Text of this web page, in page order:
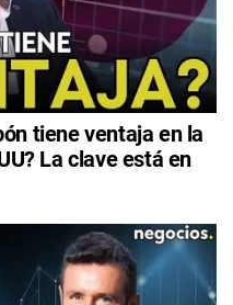
tiene ventaja en la
La clave está en